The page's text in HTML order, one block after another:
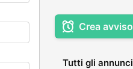
Crea avviso
Tutti gli annunci